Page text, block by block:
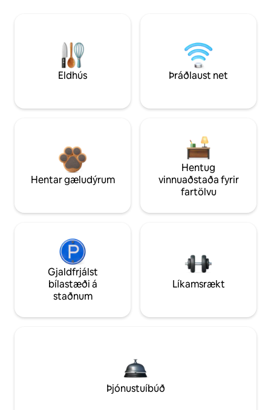
Eldhús Þráðlaust net
Hentar gæludýrum
Hentug
vinnuaðstaða fyrir
fartölvu
Gjaldfrjálst
bílastæði á
staðnum
Líkamsrækt
Þjónustuíbúð